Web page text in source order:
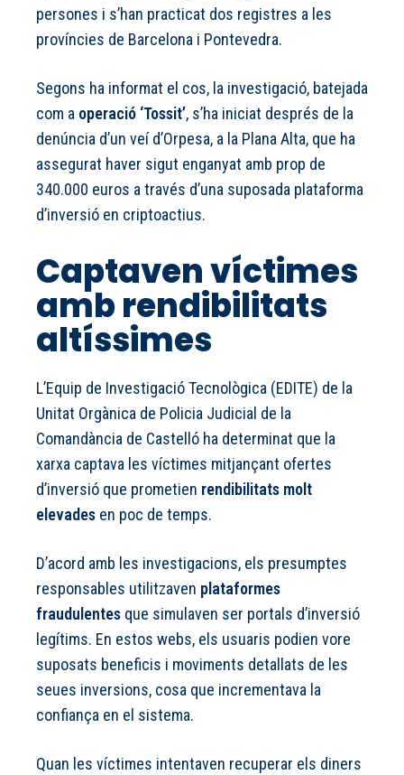
persones i s’han practicat dos registres a les
províncies de Barcelona i Pontevedra.
Segons ha informat el cos, la investigació, batejada
com a operació ‘Tossit’, s’ha iniciat després de la
denúncia d’un veí d’Orpesa, a la Plana Alta, que ha
assegurat haver sigut enganyat amb prop de
340.000 euros a través d’una suposada plataforma
d’inversió en criptoactius.
Captaven víctimes
amb rendibilitats
altíssimes
L’Equip de Investigació Tecnològica (EDITE) de la
Unitat Orgànica de Policia Judicial de la
Comandància de Castelló ha determinat que la
xarxa captava les víctimes mitjançant ofertes
d’inversió que prometien rendibilitats molt
elevades en poc de temps.
D’acord amb les investigacions, els presumptes
responsables utilitzaven plataformes
fraudulentes que simulaven ser portals d’inversió
legítims. En estos webs, els usuaris podien vore
suposats beneficis i moviments detallats de les
seues inversions, cosa que incrementava la
confiança en el sistema.
Quan les víctimes intentaven recuperar els diners